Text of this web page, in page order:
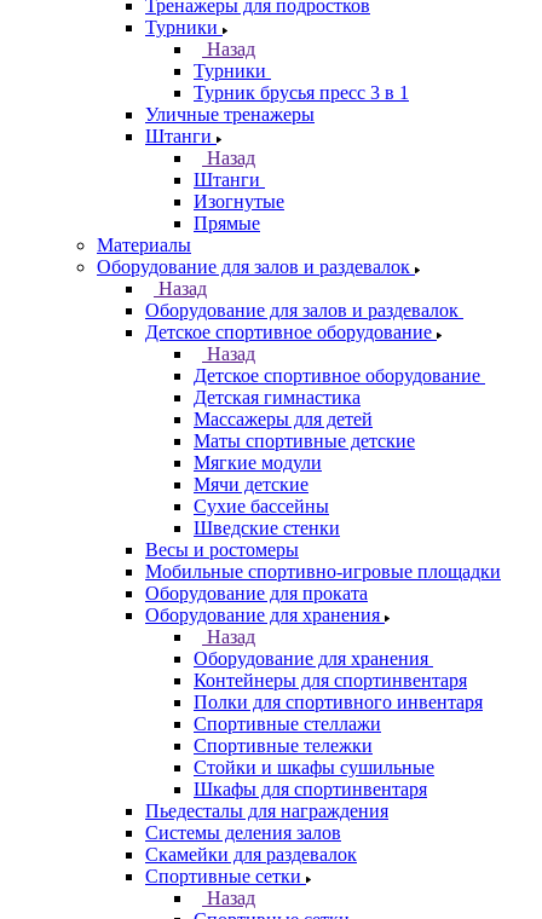
Тренажеры для подростков
Турники
Назад
Турники
Турник брусья пресс 3 в 1
Уличные тренажеры
Штанги
Назад
Штанги
Изогнутые
Прямые
Материалы
Оборудование для залов и раздевалок
Назад
Оборудование для залов и раздевалок
Детское спортивное оборудование
Назад
Детское спортивное оборудование
Детская гимнастика
Массажеры для детей
Маты спортивные детские
Мягкие модули
Мячи детские
Сухие бассейны
Шведские стенки
Весы и ростомеры
Мобильные спортивно-игровые площадки
Оборудование для проката
Оборудование для хранения
Назад
Оборудование для хранения
Контейнеры для спортинвентаря
Полки для спортивного инвентаря
Спортивные стеллажи
Спортивные тележки
Стойки и шкафы сушильные
Шкафы для спортинвентаря
Пьедесталы для награждения
Системы деления залов
Скамейки для раздевалок
Спортивные сетки
Назад